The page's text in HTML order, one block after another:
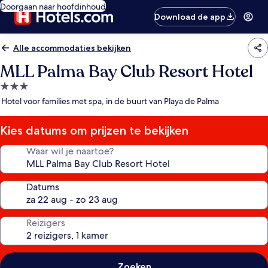
Doorgaan naar hoofdinhoud
Download de app
Alle accommodaties bekijken
MLL Palma Bay Club Resort Hotel
3.0-
sterrenaccommodatie
Hotel voor families met spa, in de buurt van Playa de Palma
Kies datums om prijzen te bekijken
Waar wil je naartoe?
Datums
Reizigers